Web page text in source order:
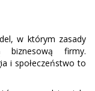
w którym zasady
firmy.
i społeczeństwo to